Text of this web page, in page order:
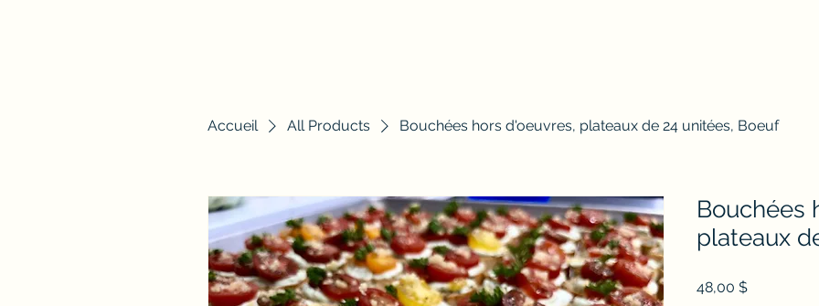
Accueil All Products Bouchées hors d'oeuvres, plateaux de 24 unitées, Boeuf
Bouchées
plateaux
48,00 $Prix